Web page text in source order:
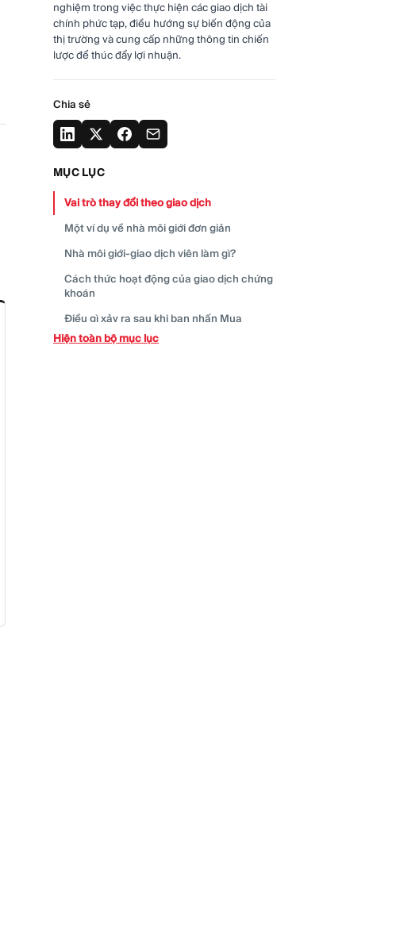
nghiệm trong việc thực hiện các giao dịch tài
chính phức tạp, điều hướng sự biến động của
thị trường và cung cấp những thông tin chiến
lược để thúc đẩy lợi nhuận.
Chia sẻ
MỤC LỤC
Vai trò thay đổi theo giaodịch
Một ví dụ về nhà môi giới đơn giản
Nhà môi giới-giao dịch viên làmgì?
Cách thức hoạt động của giao dịch chứng
khoán
Điều gì xảy ra sau khi bạn nhấn Mua
Nhà giao dịch có giống như nhà tạo lập thị
Hiện toàn bộ mục lục